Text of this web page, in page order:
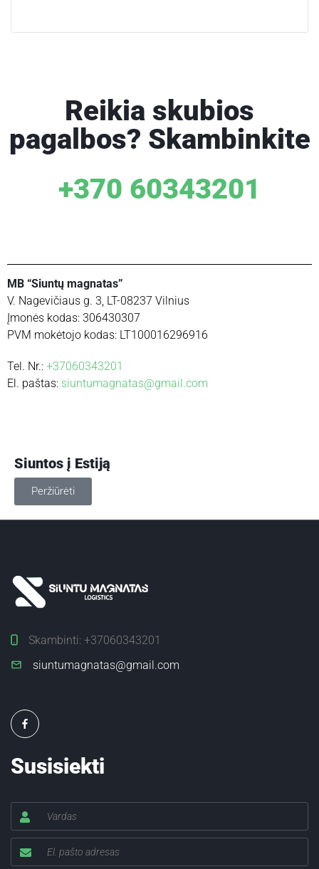
Reikia skubios
pagalbos? Skambinkite
+370 60343201
MB “Siuntų magnatas”
V. Nagevičiaus g. 3, LT-08237 Vilnius
Įmonės kodas: 306430307
PVM mokėtojo kodas: LT100016296916
Tel. Nr.: +37060343201
El. paštas: siuntumagnatas@gmail.com
Siuntos į Estiją
Peržiūrėti
Skambinti: +37060343201
siuntumagnatas@gmail.com
Susisiekti